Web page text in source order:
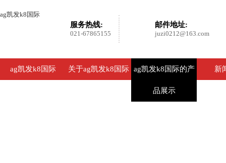
ag凯发k8国际
邮件地址:
juzi0212@163.com
服务热线:
021-67865155
ag凯发k8国际 关于ag凯发k8国际 ag凯发k8国际的产
品展示
新